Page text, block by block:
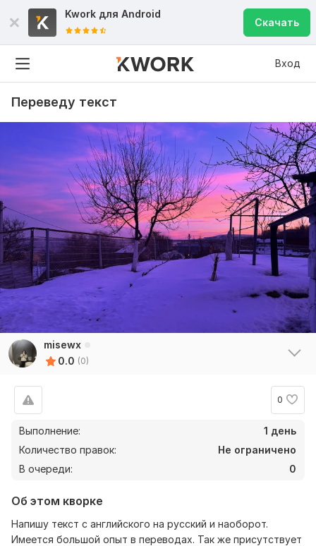
Kwork для Android
Скачать
Вход
Переведу текст
misewx
0.0 (0)
0
Выполнение:
1 день
Количество правок:
Не ограничено
В очереди:
0
Об этом кворке
Напишу текст с английского на русский и наоборот.
Имеется большой опыт в переводах. Так же присутствует